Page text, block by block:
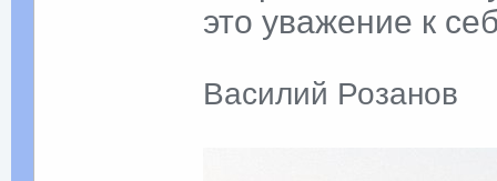
это уважение к
Василий Розанов